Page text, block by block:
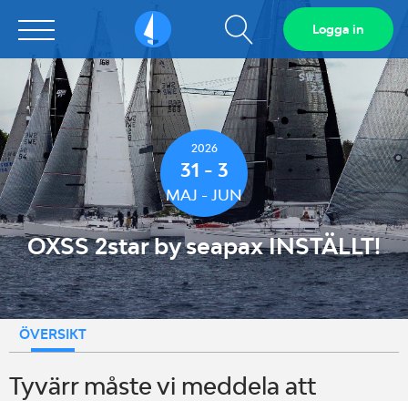
Sailarena Visa
sökfält
Logga in
2026
31 - 3
MAJ - JUN
OXSS 2star by seapax INSTÄLLT!
ÖVERSIKT
Tyvärr måste vi meddela att